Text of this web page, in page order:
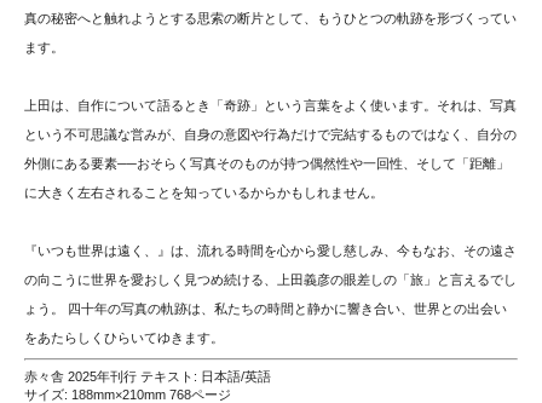
真の秘密へと触れようとする思索の断片として、もうひとつの軌跡を形づくってい
ます。
上田は、自作について語るとき「奇跡」という言葉をよく使います。それは、写真
という不可思議な営みが、自身の意図や行為だけで完結するものではなく、自分の
外側にある要素──おそらく写真そのものが持つ偶然性や一回性、そして「距離」
に大きく左右されることを知っているからかもしれません。
『いつも世界は遠く、』は、流れる時間を心から愛し慈しみ、今もなお、その遠さ
の向こうに世界を愛おしく見つめ続ける、上田義彦の眼差しの「旅」と言えるでし
ょう。 四十年の写真の軌跡は、私たちの時間と静かに響き合い、世界との出会い
をあたらしくひらいてゆきます。
赤々舎 2025年刊行 テキスト: 日本語/英語
サイズ: 188mm×210mm 768ページ